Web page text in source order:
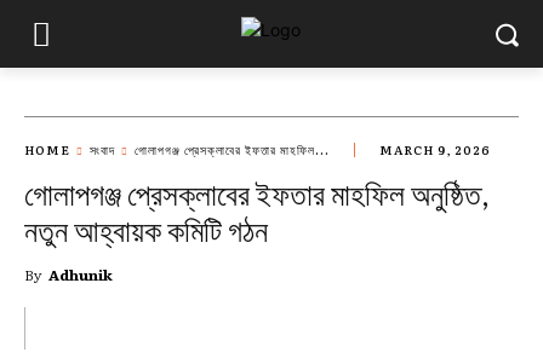
HOME সংবাদ গোলাপগঞ্জ প্রেসক্লাবের ইফতার মাহফিল... MARCH 9, 2026
গোলাপগঞ্জ প্রেসক্লাবের ইফতার মাহফিল অনুষ্ঠিত,
নতুন আহ্বায়ক কমিটি গঠন
By Adhunik